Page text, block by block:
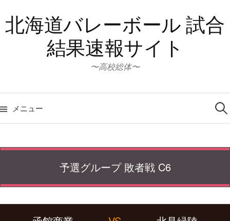
ン
テ北海道バレーボール 試合
結果速報サイト
〜高校総体〜
メニュー
検
索:
予選グループ 敗者戦 C6